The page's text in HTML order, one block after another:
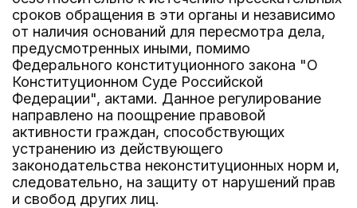
сроков обращения в эти органы и независимо
от наличия оснований для пересмотра дела,
предусмотренных иными, помимо
Федерального конституционного закона "О
Конституционном Суде Российской
Федерации", актами. Данное регулирование
направлено на поощрение правовой
активности граждан, способствующих
устранению из действующего
законодательства неконституционных норм и,
следовательно, на защиту от нарушений прав
и свобод других лиц.